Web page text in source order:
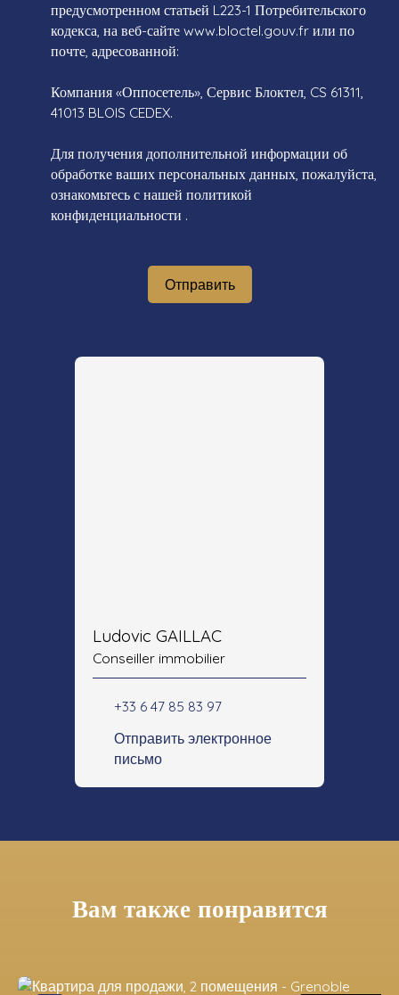
предусмотренном статьей L223-1 Потребительского
кодекса, на веб-сайте www.bloctel.gouv.fr или по
почте, адресованной:
Компания «Оппосетель», Сервис Блоктел, CS 61311,
41013 BLOIS CEDEX.
Для получения дополнительной информации об
обработке ваших персональных данных, пожалуйста,
ознакомьтесь с нашей политикой
конфиденциальности .
Отправить
Ludovic GAILLAC
Conseiller immobilier
+33 6 47 85 83 97
Отправить электронное
письмо
Вам также понравится